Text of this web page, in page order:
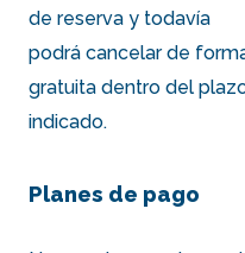
de reserva y todavía
podrá cancelar de
gratuita dentro del
indicado.
Planes de pago